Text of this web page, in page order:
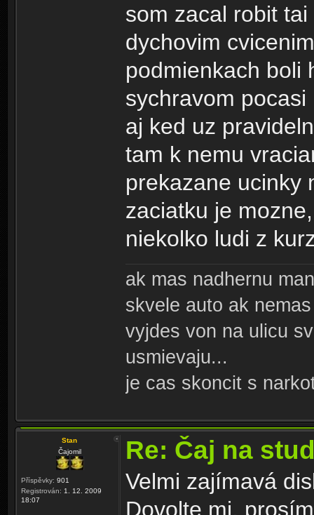
som zacal robit
dychovim
podmienkach boli
sychravom
aj ked uz
tam k nemu
prekazane ucinky
zaciatku je
niekolko ludi z
ak mas nadhernu
skvele auto ak
vyjdes von na ulicu
usmievaju...
je cas skoncit s
Stan
Čajomil
Příspěvky: 901
Registrován: 1. 12. 2009
18:07
Re: Čaj na
Velmi zajímavá
Dovolte mi,